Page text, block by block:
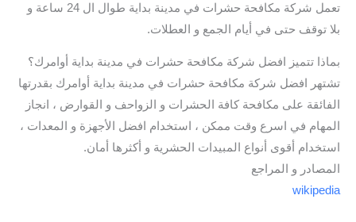
تعمل شركة مكافحة حشرات في مدينة بداية طوال ال 24 ساعة و
بلا توقف حتى في أيام الجمع و العطلات.
بماذا تتميز افضل شركة مكافحة حشرات في مدينة بداية أوامرك؟
تشتهر افضل شركة مكافحة حشرات في مدينة بداية أوامرك بقدرتها
الفائقة على مكافحة كافة الحشرات و الزواحف و القوارض ، انجاز
المهام في اسرع وقت ممكن ، استخدام افضل الأجهزة و المعدات ،
استخدام أقوى أنواع المبيدات الحشرية و أكثرها أمان.
المصادر و المراجع
wikipedia